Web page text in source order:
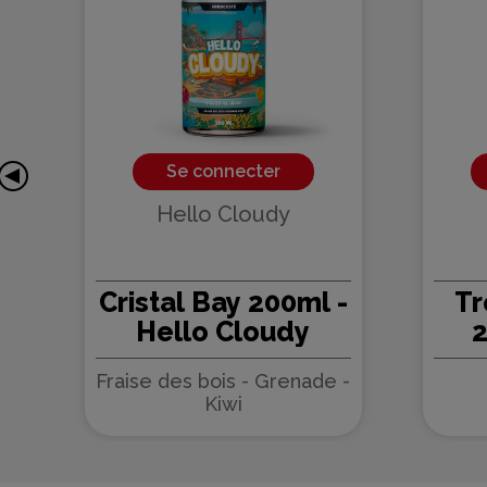
Se connecter
Hello Cloudy
Cristal Bay 200ml -
Hello Cloudy
Fraise des bois - Grenade -
Kiwi